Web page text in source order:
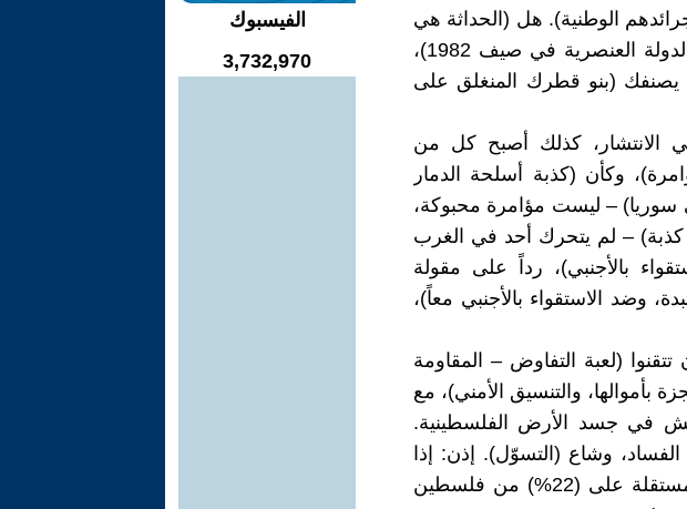
الوطنية). هل (الحداثة هي
نقيض الوطنية). وهل يمكن أن (تمتدح إسرائيل الدولة العنصرية في صيف 1982)،
يصنفك (بنو قطرك المنغلق على
الانتشار، كذلك أصبح كل من
وكأن (كذبة أسلحة الدمار
سوريا) – ليست مؤامرة محبوكة،
كذبة) – لم يتحرك أحد في الغرب
بالأجنبي)، رداً على مقولة
وضد الاستقواء بالأجنبي معاً)،
(لعبة التفاوض – المقاومة
بأموالها، والتنسيق الأمني)، مع
في جسد الأرض الفلسطينية.
وشاع (التسوّل). إذن: إذا
لم نكن قادرين على إنجاز الدولة الفلسطينية المستقلة على (22%) من فلسطين
الفيسبوك
3,732,970